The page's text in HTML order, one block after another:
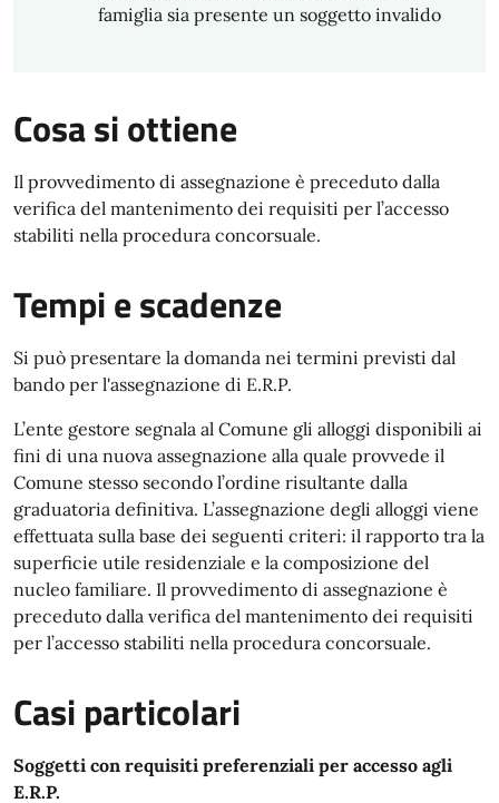
famiglia sia presente un soggetto invalido
Cosa si ottiene
Il provvedimento di assegnazione è preceduto dalla
verifica del mantenimento dei requisiti per l’accesso
stabiliti nella procedura concorsuale.
Tempi e scadenze
Si può presentare la domanda nei termini previsti dal
bando per l'assegnazione di E.R.P.
L’ente gestore segnala al Comune gli alloggi disponibili ai
fini di una nuova assegnazione alla quale provvede il
Comune stesso secondo l’ordine risultante dalla
graduatoria definitiva. L’assegnazione degli alloggi viene
effettuata sulla base dei seguenti criteri: il rapporto tra la
superficie utile residenziale e la composizione del
nucleo familiare. Il provvedimento di assegnazione è
preceduto dalla verifica del mantenimento dei requisiti
per l’accesso stabiliti nella procedura concorsuale.
Casi particolari
Soggetti con requisiti preferenziali per accesso agli
E.R.P.